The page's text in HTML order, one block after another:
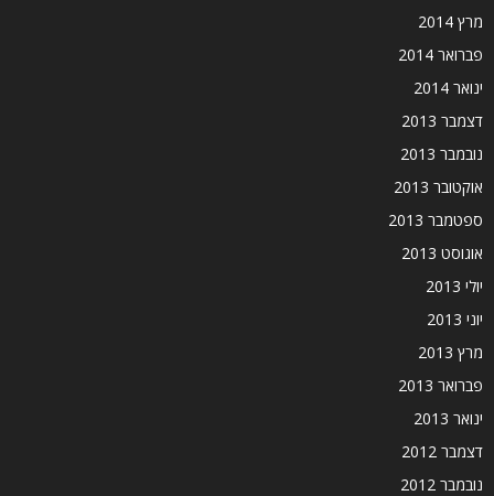
מרץ 2014
פברואר 2014
ינואר 2014
דצמבר 2013
נובמבר 2013
אוקטובר 2013
ספטמבר 2013
אוגוסט 2013
יולי 2013
יוני 2013
מרץ 2013
פברואר 2013
ינואר 2013
דצמבר 2012
נובמבר 2012